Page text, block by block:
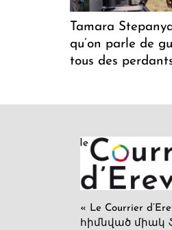
Tamara
qu’on parle de
tous des
« Le Courrier
հիմնված միակ